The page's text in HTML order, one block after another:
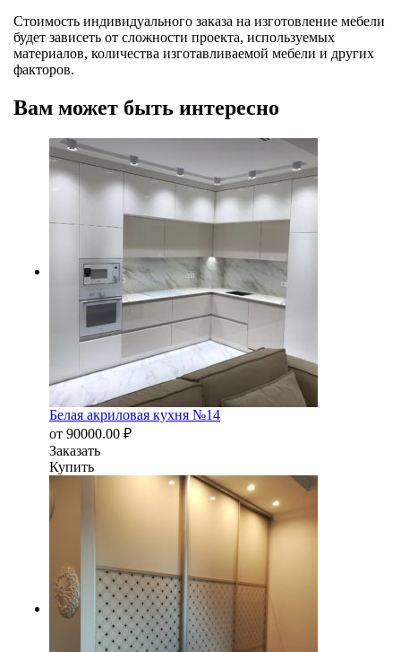
Стоимость индивидуального заказа на изготовление мебели
будет зависеть от сложности проекта, используемых
материалов, количества изготавливаемой мебели и других
факторов.
Вам может быть интересно
Белая акриловая кухня №14
от 90000.00 ₽
Заказать
Купить